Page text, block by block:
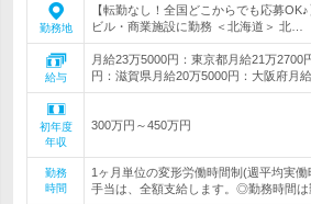
勤務地
【転勤なし！全国どこからでも応募
ビル・商業施設に勤務 ＜北海道＞ 北…
給与
月給23万5000円：東京都月給21万2700
円：滋賀県月給20万5000円：大阪府月
初年度
年収
300万円～450万円
勤務
時間
1ヶ月単位の変形労働時間制(週平均実
手当は、全額支給します。◎勤務時間は